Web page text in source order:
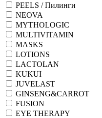
PEELS / Пилинги
NEOVA
MYTHOLOGIC
MULTIVITAMIN
MASKS
LOTIONS
LACTOLAN
KUKUI
JUVELAST
GINSENG&CARROT
FUSION
EYE THERAPY